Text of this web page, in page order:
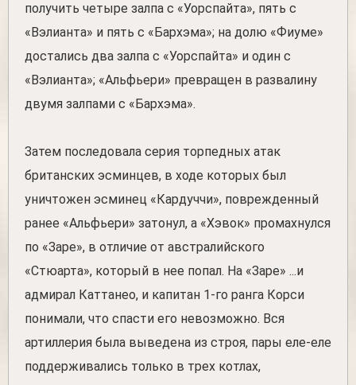
получить четыре залпа с «Уорспайта», пять с
«Вэлианта» и пять с «Бархэма»; на долю «Фиуме»
достались два залпа с «Уорспайта» и один с
«Вэлианта»; «Альфьери» превращен в развалину
двумя залпами с «Бархэма».
Затем последовала серия торпедных атак
британских эсминцев, в ходе которых был
уничтожен эсминец «Кардуччи», поврежденный
ранее «Альфьери» затонул, а «Хэвок» промахнулся
по «Заре», в отличие от австралийского
«Стюарта», который в нее попал. На «Заре» ...и
адмирал Каттанео, и капитан 1-го ранга Корси
понимали, что спасти его невозможно. Вся
артиллерия была выведена из строя, пары еле-еле
поддерживались только в трех котлах,